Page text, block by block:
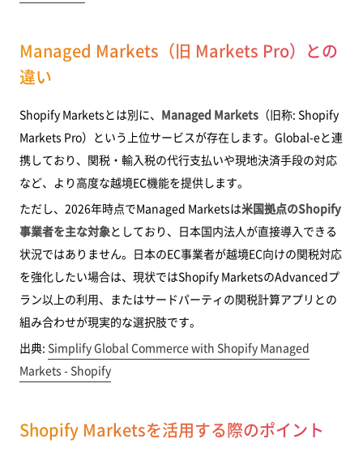
Managed Markets（旧 Markets Pro）との
違い
Shopify Marketsとは別に、 Managed Markets （旧称: Shopify
Markets Pro）という上位サービスが存在します。Global-eと連
携しており、関税・輸入税の代行支払いや現地決済手段の対応
など、より高度な越境EC機能を提供します。
ただし、2026年時点でManaged Marketsは米国拠点のShopify
事業者を主な対象としており、日本国内法人が直接導入できる
状況ではありません。日本のEC事業者が越境EC向けの関税対応
を強化したい場合は、現状ではShopify MarketsのAdvancedプ
ラン以上の利用、またはサードパーティの関税計算アプリとの
組み合わせが現実的な選択肢です。
出典: Simplify Global Commerce with Shopify Managed
Markets - Shopify
Shopify Marketsを活用する際のポイント